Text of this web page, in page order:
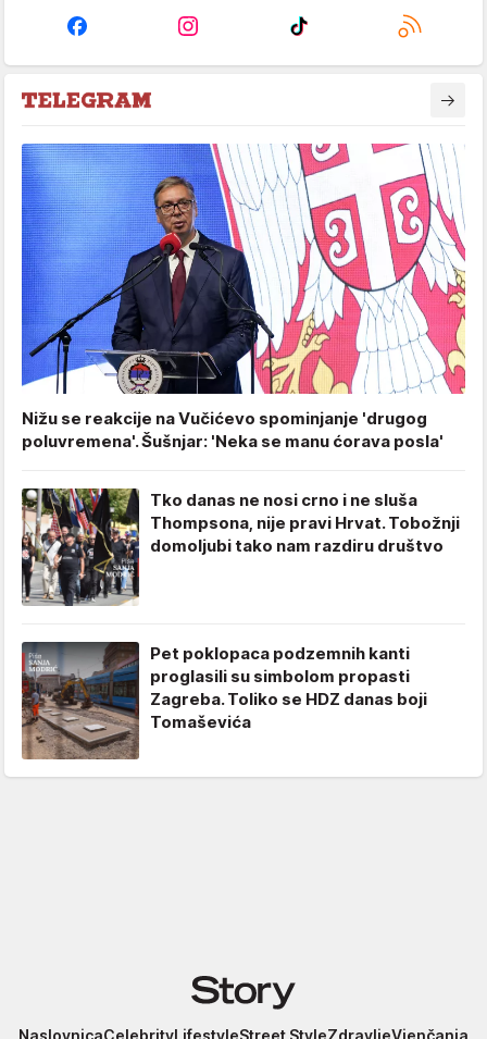
Nižu se reakcije na Vučićevo spominjanje 'drugog
poluvremena'. Šušnjar: 'Neka se manu ćorava posla'
Tko danas ne nosi crno i ne sluša
Thompsona, nije pravi Hrvat. Tobožnji
domoljubi tako nam razdiru društvo
Pet poklopaca podzemnih kanti
proglasili su simbolom propasti
Zagreba. Toliko se HDZ danas boji
Tomaševića
Story
NaslovnicaCelebrityLifestyleStreet StyleZdravljeVjenčanja